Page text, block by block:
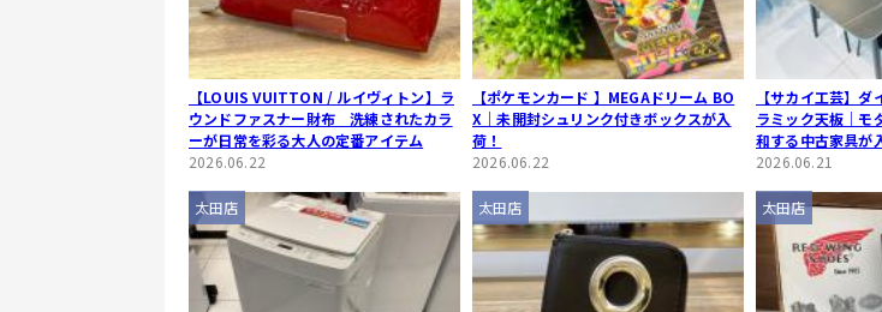
【LOUIS VUITTON / ルイヴィトン】ラ
ウンドファスナー財布 洗練されたカラ
ーが日常を彩る大人の定番アイテム
2026.06.22
【ポケモンカード 】MEGAドリーム BO
X｜未開封シュリンク付きボックスが入
荷！
2026.06.22
【サカイ工芸】
ラミック天板｜モ
和する中古家具が
2026.06.21
太田店 太田店 太田店